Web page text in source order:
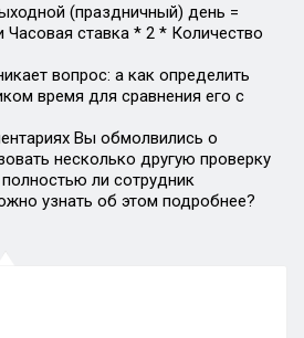
(праздничный) день =
Часовая ставка * 2 * Количество
вопрос: а как определить
время для сравнения его с
Вы обмолвились о
несколько другую проверку
ли сотрудник
узнать об этом подробнее?